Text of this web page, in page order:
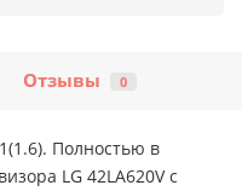
Отзывы 0
Полностью в
LG 42LA620V с